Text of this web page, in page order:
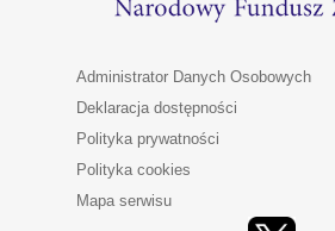
Administrator Danych Osobowych
Deklaracja dostępności
Polityka prywatności
Polityka cookies
Mapa serwisu